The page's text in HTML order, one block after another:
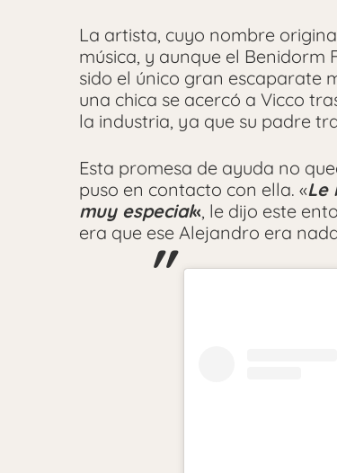
La artista, cuyo nombre
música, y aunque el Benidorm
sido el único gran escaparate
una chica se acercó a Vicco
la industria, ya que su padre
Esta promesa de ayuda no
puso en contacto con ella. «Le
muy especial«, le dijo este
era que ese Alejandro era